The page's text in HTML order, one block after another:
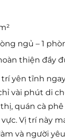
ngủ – 1
thiện đầy
trí yên tĩnh
vài phút di
thị, quán cà
Vị trí này
và người